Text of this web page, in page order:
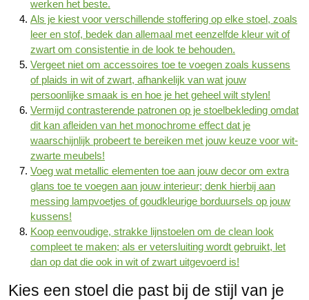
werken het beste.
Als je kiest voor verschillende stoffering op elke stoel, zoals
leer en stof, bedek dan allemaal met eenzelfde kleur wit of
zwart om consistentie in de look te behouden.
Vergeet niet om accessoires toe te voegen zoals kussens
of plaids in wit of zwart, afhankelijk van wat jouw
persoonlijke smaak is en hoe je het geheel wilt stylen!
Vermijd contrasterende patronen op je stoelbekleding omdat
dit kan afleiden van het monochrome effect dat je
waarschijnlijk probeert te bereiken met jouw keuze voor wit-
zwarte meubels!
Voeg wat metallic elementen toe aan jouw decor om extra
glans toe te voegen aan jouw interieur; denk hierbij aan
messing lampvoetjes of goudkleurige borduursels op jouw
kussens!
Koop eenvoudige, strakke lijnstoelen om de clean look
compleet te maken; als er vetersluiting wordt gebruikt, let
dan op dat die ook in wit of zwart uitgevoerd is!
Kies een stoel die past bij de stijl van je